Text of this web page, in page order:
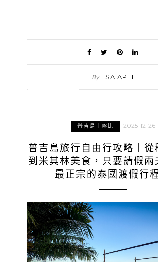
By TSAIAPEI
普吉島｜喀比 2025-12-26
普吉島旅行自由行攻略｜從
到米其林美食，只要請假兩
最正宗的泰國渡假行